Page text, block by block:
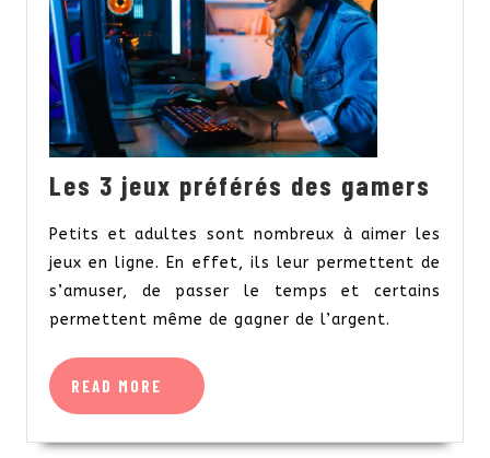
Les 3 jeux préférés des gamers
jeux
Petits et adultes sont nombreux à aimer les
jeux en ligne. En effet, ils leur permettent de
s’amuser, de passer le temps et certains
permettent même de gagner de l’argent.
READ MORE
READ
MORE